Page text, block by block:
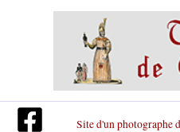
Site d'un photographe